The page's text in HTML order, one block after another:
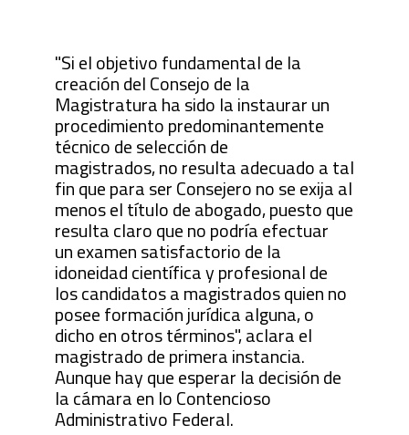
"Si el objetivo fundamental de la
creación del Consejo de la
Magistratura ha sido la instaurar un
procedimiento predominantemente
técnico de selección de
magistrados, no resulta adecuado a tal
fin que para ser Consejero no se exija al
menos el título de abogado, puesto que
resulta claro que no podría efectuar
un examen satisfactorio de la
idoneidad científica y profesional de
los candidatos a magistrados quien no
posee formación jurídica alguna, o
dicho en otros términos", aclara el
magistrado de primera instancia.
Aunque hay que esperar la decisión de
la cámara en lo Contencioso
Administrativo Federal.